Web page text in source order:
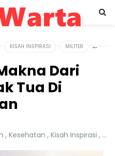
KISAH INSPIRASI MILITER
Dari
Tua Di
, Kesehatan , Kisah Inspirasi ,